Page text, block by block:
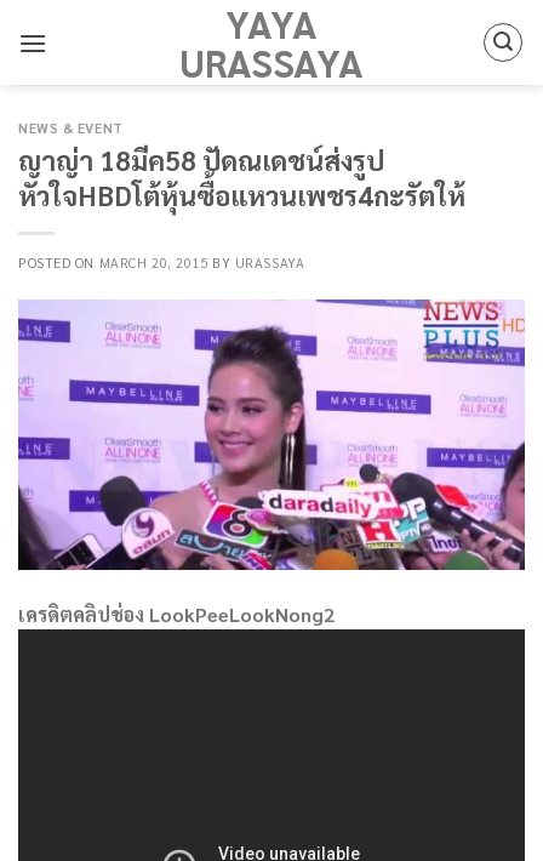
YAYA
URASSAYA
NEWS & EVENT
ญาญ่า 18มีค58 ปัดณเดชน์ส่งรูป
หัวใจHBDโต้หุ้นซื้อแหวนเพชร4กะรัตให้
POSTED ON MARCH 20, 2015 BY URASSAYA
เครดิตคลิปช่อง LookPeeLookNong2